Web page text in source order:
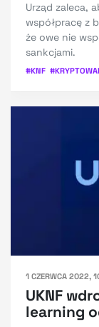
Urząd zaleca,
współpracę z
że owe nie
sankcjami.
#KNF #
1 CZERWCA 2022,
UKNF
learning